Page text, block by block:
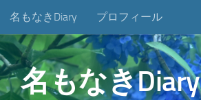
コンテンツへスキップ
名もなきDiary プロフィール
名もなきDiary